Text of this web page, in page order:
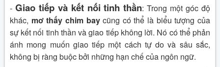
- Giao tiếp và kết nối tinh thần: Trong một góc độ
khác, mơ thấy chim baycũng có thể là biểu tượng của
sự kết nối tinh thần và giao tiếp không lời. Nó có thể phản
ánh mong muốn giao tiếp một cách tự do và sâu sắc,
không bị ràng buộc bởi những hạn chế của ngôn ngữ.